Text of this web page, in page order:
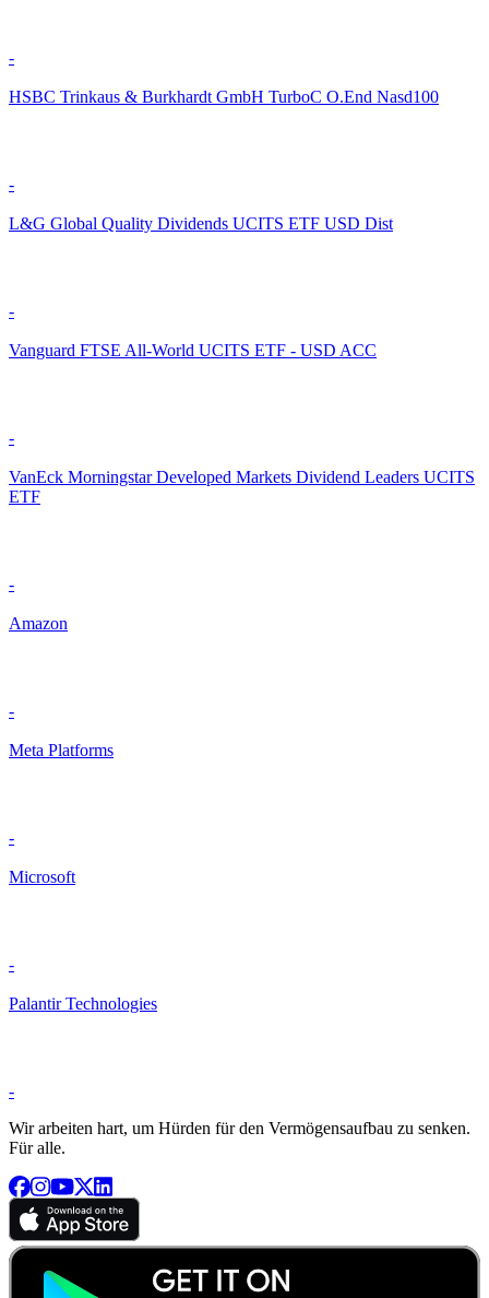
-
HSBC Trinkaus & Burkhardt GmbH TurboC O.End Nasd100
-
L&G Global Quality Dividends UCITS ETF USD Dist
-
Vanguard FTSE All-World UCITS ETF - USD ACC
-
VanEck Morningstar Developed Markets Dividend Leaders UCITS
ETF
-
Amazon
-
Meta Platforms
-
Microsoft
-
Palantir Technologies
-
Wir arbeiten hart, um Hürden für den Vermögensaufbau zu senken.
Für alle.